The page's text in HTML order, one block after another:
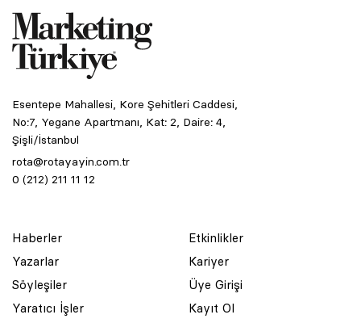
Esentepe Mahallesi, Kore Şehitleri Caddesi,
No:7, Yegane Apartmanı, Kat: 2, Daire: 4,
Şişli/İstanbul
rota@rotayayin.com.tr
0 (212) 211 11 12
Haberler
Yazarlar
Söyleşiler
Yaratıcı İşler
Etkinlikler
Kariyer
Üye Girişi
Kayıt Ol